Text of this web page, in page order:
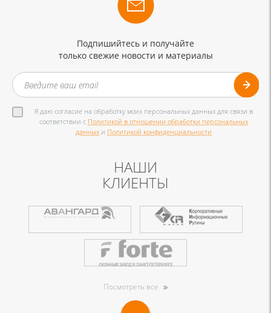
Подпишийтесь и получайте
только свежие новости и материалы
Я даю согласие на обработку моих персональных данных для связи в
соответствии с Политикой в отношении обработки персональных
данных и Политикой конфиденциальности
НАШИ
КЛИЕНТЫ
Посмотреть все